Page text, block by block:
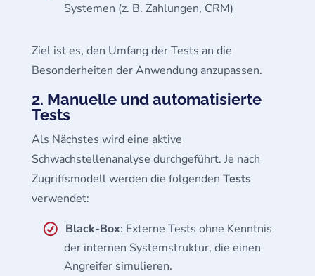
Systemen (z. B. Zahlungen, CRM)
Ziel ist es, den Umfang der Tests an die
Besonderheiten der Anwendung anzupassen.
2. Manuelle und automatisierte
Tests
Als Nächstes wird eine aktive
Schwachstellenanalyse durchgeführt. Je nach
Zugriffsmodell werden die folgenden Tests
verwendet:
Black-Box: Externe Tests ohne Kenntnis
der internen Systemstruktur, die einen
Angreifer simulieren.